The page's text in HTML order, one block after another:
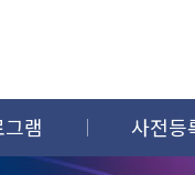
램 사전등